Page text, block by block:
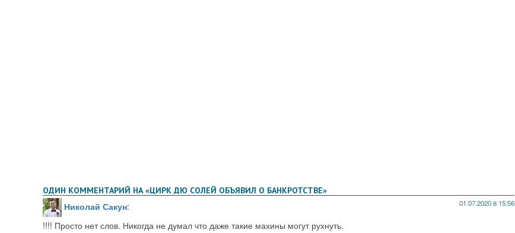
ОДИН КОММЕНТАРИЙ НА «ЦИРК ДЮ СОЛЕЙ ОБЪЯВИЛ О БАНКРОТСТВЕ»
Николай Сакун: 01.07.2020 в 15:56
!!!! Просто нет слов. Никогда не думал что даже такие махины могут рухнуть.